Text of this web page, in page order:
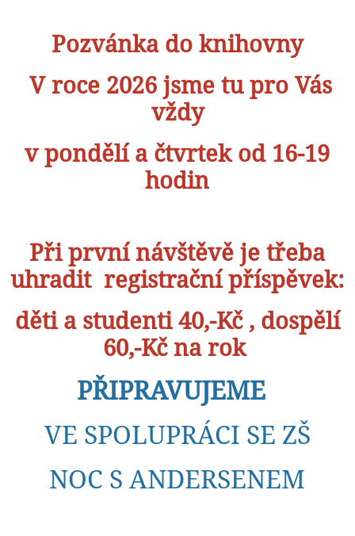
Pozvánka do knihovny
V roce 2026 jsme tu pro Vás
vždy
v pondělí a čtvrtek od 16-19
hodin
Při první návštěvě je třeba
uhradit registrační příspěvek:
děti a studenti 40,-Kč , dospělí
60,-Kč na rok
PŘIPRAVUJEME
VE SPOLUPRÁCI SE ZŠ
NOC S ANDERSENEM